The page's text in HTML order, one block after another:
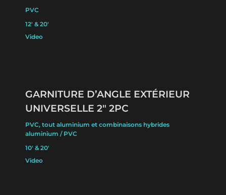
PVC
12′ & 20′
Video
GARNITURE D’ANGLE EXTÉRIEUR
UNIVERSELLE 2″ 2PC
PVC, tout aluminium et combinaisons hybrides
aluminium / PVC
10′ & 20′
Video